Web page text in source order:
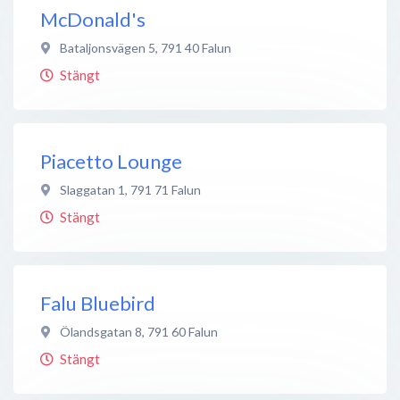
McDonald's
Bataljonsvägen 5, 791 40Falun
Stängt
Piacetto Lounge
Slaggatan 1, 791 71 Falun
Stängt
Falu Bluebird
Ölandsgatan 8, 791 60Falun
Stängt